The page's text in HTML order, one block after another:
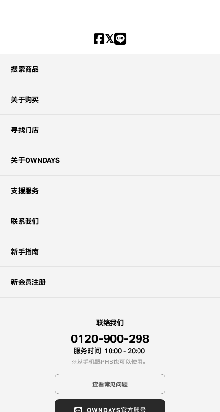
搜索商品
关于购买
寻找门店
关于OWNDAYS
支援服务
联系我们
新手指南
新会员注册
联络我们
0120-900-298
服务时间 10:00 - 20:00
从手机跟PHS也可以使用。
查看常见问题
OWNDAYS官方账号